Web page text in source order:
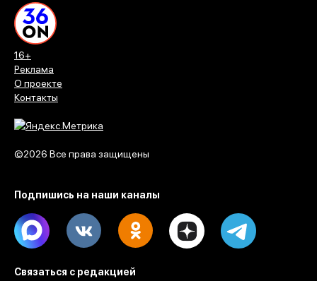
16+
Реклама
О проекте
Контакты
©2026 Все права защищены
Подпишись на наши каналы
Max Dzen
Связаться с редакцией